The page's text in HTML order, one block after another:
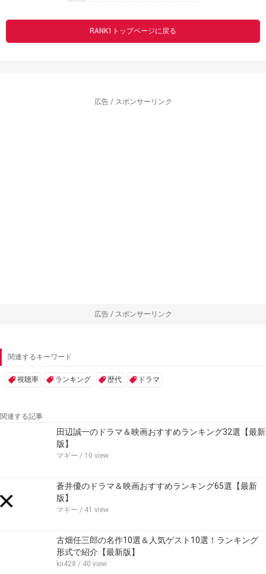
RANK1トップページに戻る
広告 / スポンサーリンク
広告 / スポンサーリンク
関連するキーワード
視聴率 ランキング 歴代 ドラマ
関連する記事
田辺誠一のドラマ＆映画おすすめランキング32選【最新
版】
マギー / 10 view
蒼井優のドラマ＆映画おすすめランキング65選【最新
版】
マギー / 41 view
古畑任三郎の名作10選＆人気ゲスト10選！ランキング
形式で紹介【最新版】
kii428 / 40 view